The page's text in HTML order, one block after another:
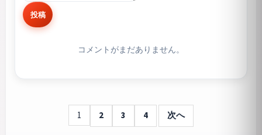
投稿
コメントがまだありません。
1 2 3 4 次へ